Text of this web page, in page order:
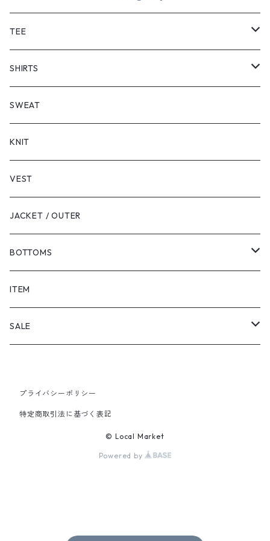
TEE
SHORT SLEEVE
LONG SLEEVE
SHIRTS
SHORT SLEEVE
LONG SLEEVE
SWEAT
KNIT
VEST
JACKET / OUTER
BOTTOMS
SHORTS
PANTS
ITEM
SALE
PANTS
プライバシーポリシー
特定商取引法に基づく表記
© Local Market
Powered by